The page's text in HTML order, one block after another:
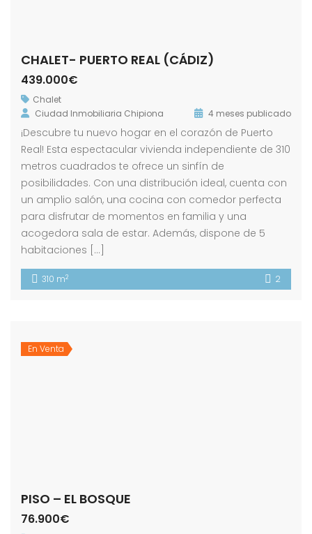
CHALET- PUERTO REAL (CÁDIZ)
439.000€
Chalet
Ciudad Inmobiliaria Chipiona
4 meses publicado
¡Descubre tu nuevo hogar en el corazón de Puerto
Real! Esta espectacular vivienda independiente de 310
metros cuadrados te ofrece un sinfín de
posibilidades. Con una distribución ideal, cuenta con
un amplio salón, una cocina con comedor perfecta
para disfrutar de momentos en familia y una
acogedora sala de estar. Además, dispone de 5
habitaciones […]
310 m2 2
En Venta
PISO – EL BOSQUE
76.900€